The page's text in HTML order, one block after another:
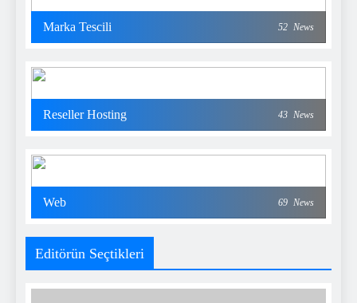
Marka Tescili 52 News
Reseller Hosting 43 News
Web 69 News
Editörün Seçtikleri